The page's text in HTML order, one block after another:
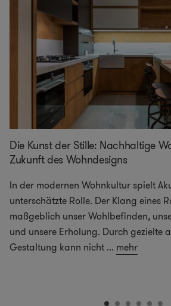
Die Kunst der Stille: Nachhaltige
Zukunft des Wohndesigns
In der modernen Wohnkultur spielt
unterschätzte Rolle. Der Klang eines
maßgeblich unser Wohlbefinden,
und unsere Erholung. Durch gezielte
Gestaltung kann nicht ... mehr